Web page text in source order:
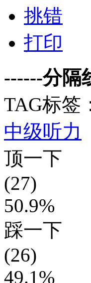
挑错
打印
------分隔
TAG标签
中级听力
顶一下
(27)
50.9%
踩一下
(26)
49.1%